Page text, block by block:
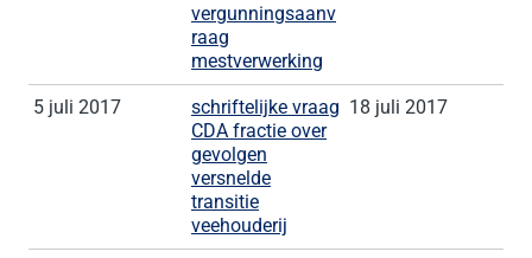
vergunningsaanv
raag
mestverwerking
5 juli 2017
schriftelijke vraag
CDA fractie over
gevolgen
versnelde
transitie
veehouderij
18 juli 2017